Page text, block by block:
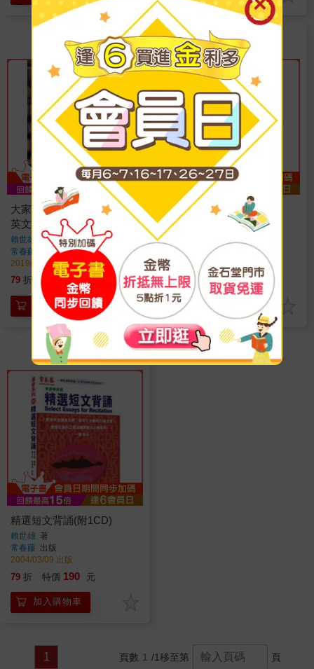
大家好！我是賴世雄：自許
英文尖兵，用 PASSION 翻
轉人生！
賴世雄
著
常春藤
出版
2019/01/28 出版
79 折 特價 253 元
加入購物車
我就是醬學好英文的＋
1MP3
常春藤
出版
2017/09/28 出版
79 折 特價 253 元
加入購物車
精選短文背誦(附1CD)
賴世雄 著
常春藤 出版
2004/03/09 出版
79 折 特價 190 元
加入購物車
1 頁數 1 /1移至第 頁